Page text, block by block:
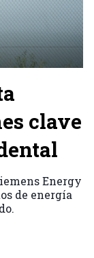
clave
Energy
de energía